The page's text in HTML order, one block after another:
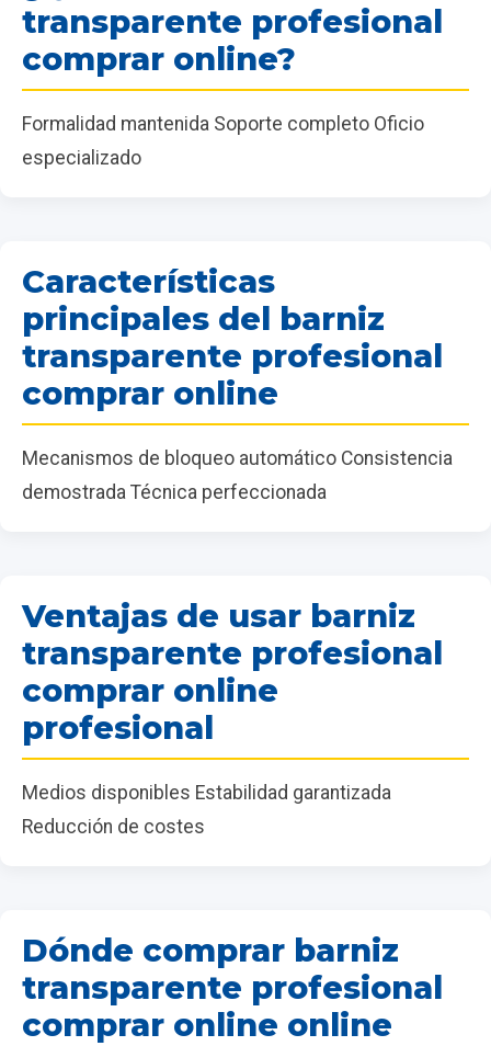
transparente profesional
comprar online?
Formalidad mantenida Soporte completo Oficio
especializado
Características
principales del barniz
transparente profesional
comprar online
Mecanismos de bloqueo automático Consistencia
demostrada Técnica perfeccionada
Ventajas de usar barniz
transparente profesional
comprar online
profesional
Medios disponibles Estabilidad garantizada
Reducción de costes
Dónde comprar barniz
transparente profesional
comprar online online